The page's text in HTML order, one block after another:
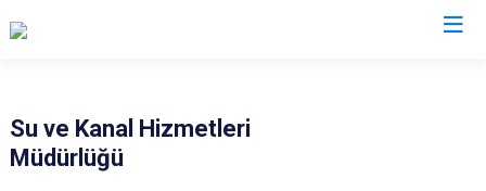
Su ve Kanal Hizmetleri
Müdürlüğü